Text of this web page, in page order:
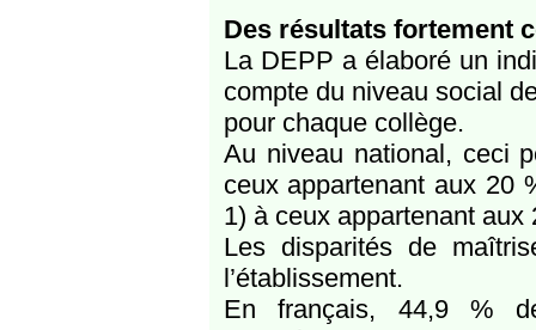
Des résultats fortement
La DEPP a élaboré un
compte du niveau social
pour chaque collège.
Au niveau national, ceci
ceux appartenant aux 20
1) à ceux appartenant
Les disparités de
l’établissement.
En français, 44,9 %